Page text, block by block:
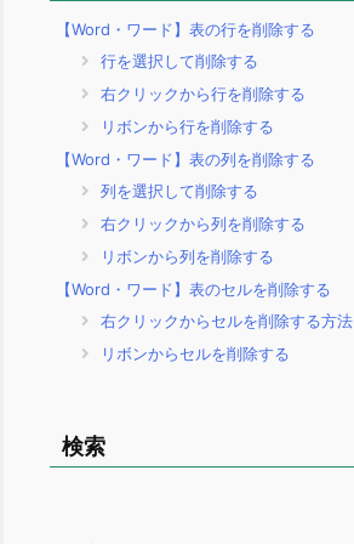
【Word・ワード】表の行を削除する
行を選択して削除する
右クリックから行を削除する
リボンから行を削除する
【Word・ワード】表の列を削除する
列を選択して削除する
右クリックから列を削除する
リボンから列を削除する
【Word・ワード】表のセルを削除する
右クリックからセルを削除する方法
リボンからセルを削除する
検索